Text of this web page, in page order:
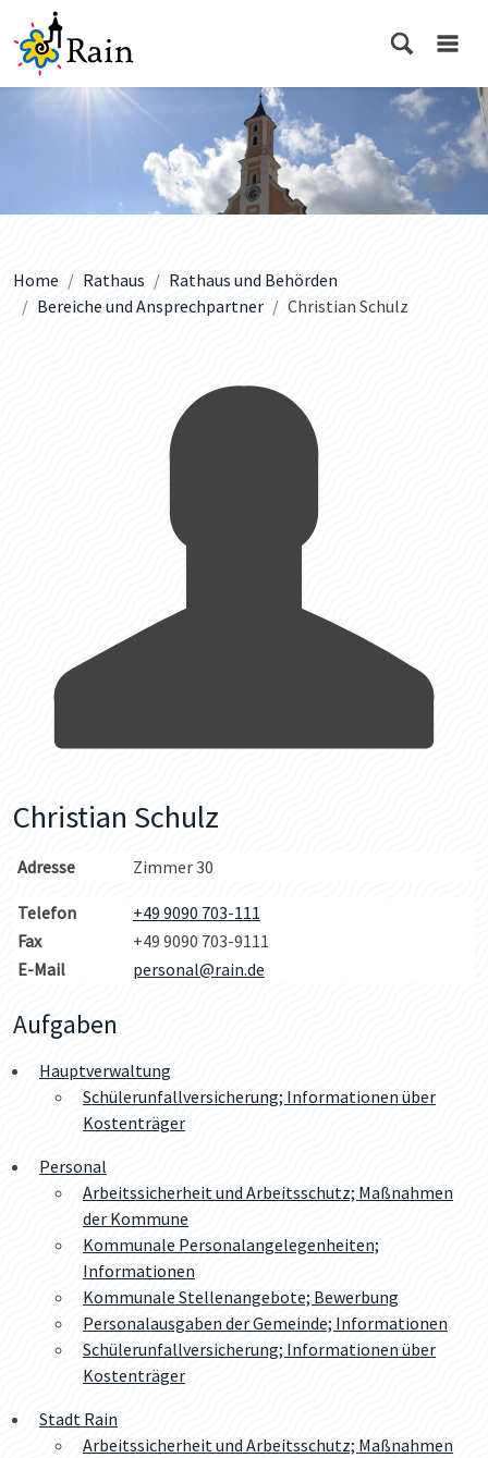
Home Rathaus
Rathaus und Behörden
Bereiche und Ansprechpartner
Christian Schulz
Christian Schulz
Adresse Zimmer 30
Telefon
+49 9090 703-111
Fax
+49 9090 703-9111
E-Mail
personal@rain.de
Aufgaben
Hauptverwaltung
Schülerunfallversicherung; Informationen über
Kostenträger
Personal
Arbeitssicherheit und Arbeitsschutz; Maßnahmen
der Kommune
Kommunale Personalangelegenheiten;
Informationen
Kommunale Stellenangebote; Bewerbung
Personalausgaben der Gemeinde; Informationen
Schülerunfallversicherung; Informationen über
Kostenträger
Stadt Rain
Arbeitssicherheit und Arbeitsschutz; Maßnahmen